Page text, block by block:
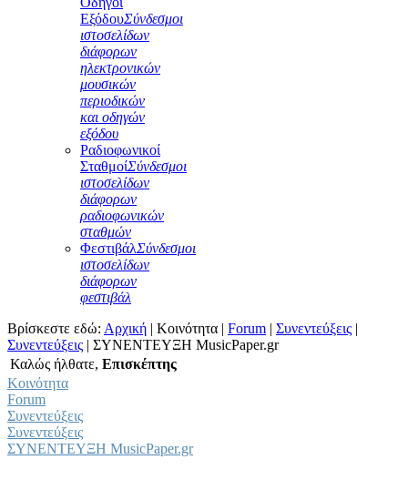
ΕξόδουΣύνδεσμοι
ιστοσελίδων
διάφορων
ηλεκτρονικών
μουσικών
περιοδικών
και οδηγών
εξόδου
Ραδιοφωνικοί
ΣταθμοίΣύνδεσμοι
ιστοσελίδων
διάφορων
ραδιοφωνικών
σταθμών
ΦεστιβάλΣύνδεσμοι
ιστοσελίδων
διάφορων
φεστιβάλ
Βρίσκεστε εδώ: Αρχική | Κοινότητα | Forum | Συνεντεύξεις |
Συνεντεύξεις | ΣΥΝΕΝΤΕΥΞΗ MusicPaper.gr
Καλώς ήλθατε, Επισκέπτης
Κοινότητα
Forum
Συνεντεύξεις
Συνεντεύξεις
ΣΥΝΕΝΤΕΥΞΗ MusicPaper.gr